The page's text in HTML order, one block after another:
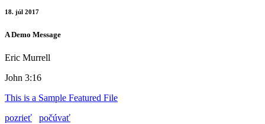
18. júl 2017
A Demo Message
Eric Murrell
John 3:16
This is a Sample Featured File
pozrieť
počúvať